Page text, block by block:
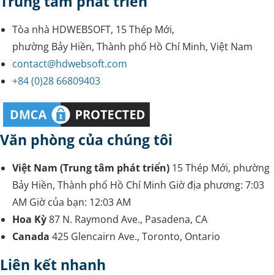
Tòa nhà HDWEBSOFT, 15 Thép Mới,
phường Bảy Hiền, Thành phố Hồ Chí Minh, Việt Nam
contact@hdwebsoft.com
+84 (0)28 66809403
Văn phòng của chúng tôi
Việt Nam (Trung tâm phát triển) 15 Thép Mới, phường
Bảy Hiền, Thành phố Hồ Chí Minh Giờ địa phương: 7:03
AM Giờ của bạn: 12:03 AM
Hoa Kỳ87 N. Raymond Ave., Pasadena, CA
Canada 425 Glencairn Ave., Toronto, Ontario
Liên kết nhanh